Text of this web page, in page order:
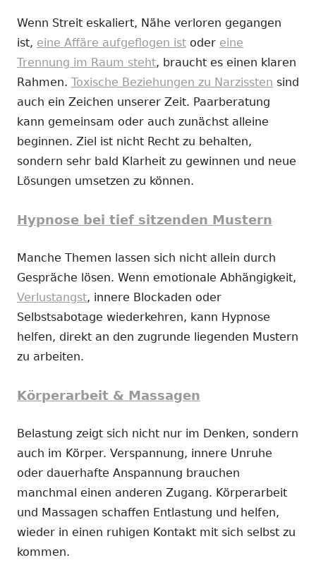
Wenn Streit eskaliert, Nähe verloren gegangen
ist, eine Affäre aufgeflogen ist oder eine
Trennung im Raum steht, braucht es einen klaren
Rahmen. Toxische Beziehungen zu Narzissten sind
auch ein Zeichen unserer Zeit. Paarberatung
kann gemeinsam oder auch zunächst alleine
beginnen. Ziel ist nicht Recht zu behalten,
sondern sehr bald Klarheit zu gewinnen und neue
Lösungen umsetzen zu können.
Hypnose bei tief sitzenden Mustern
Manche Themen lassen sich nicht allein durch
Gespräche lösen. Wenn emotionale Abhängigkeit,
Verlustangst, innere Blockaden oder
Selbstsabotage wiederkehren, kann Hypnose
helfen, direkt an den zugrunde liegenden Mustern
zu arbeiten.
Körperarbeit & Massagen
Belastung zeigt sich nicht nur im Denken, sondern
auch im Körper. Verspannung, innere Unruhe
oder dauerhafte Anspannung brauchen
manchmal einen anderen Zugang. Körperarbeit
und Massagen schaffen Entlastung und helfen,
wieder in einen ruhigen Kontakt mit sich selbst zu
kommen.